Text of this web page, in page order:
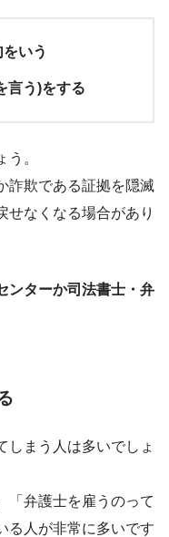
いう
言う)をする
う。
詐欺である証拠を隠滅
せなくなる場合があり
ンターか司法書士・弁
しまう人は多いでしょ
「弁護士を雇うのって
る人が非常に多いです